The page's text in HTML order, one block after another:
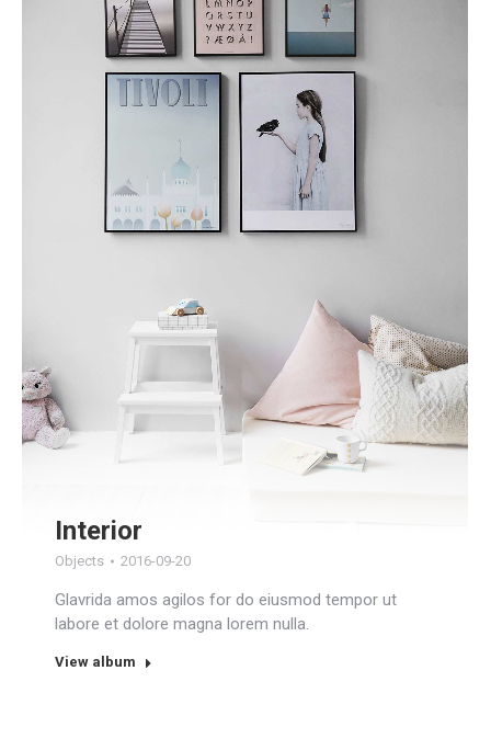
Interior
Objects 2016-09-20
Glavrida amos agilos for do eiusmod tempor ut
labore et dolore magna lorem nulla.
View album